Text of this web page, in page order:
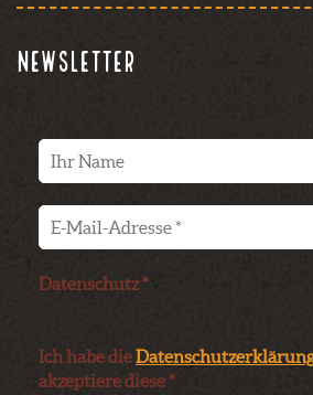
Newsletter
Datenschutz *
Ich habe die
akzeptiere diese *